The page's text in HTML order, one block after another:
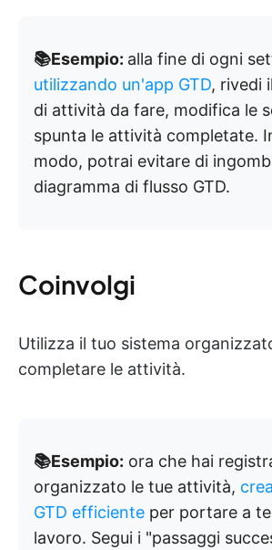
📚Esempio: alla fine di ogni
utilizzando un'app GTD, rivedi
di attività da fare, modifica le
spunta le attività completate.
modo, potrai evitare di
diagramma di flusso GTD.
Coinvolgi
Utilizza il tuo sistema
completare le attività.
📚Esempio: ora che hai
organizzato le tue attività,
GTD efficiente per portare a
lavoro. Segui i "passaggi